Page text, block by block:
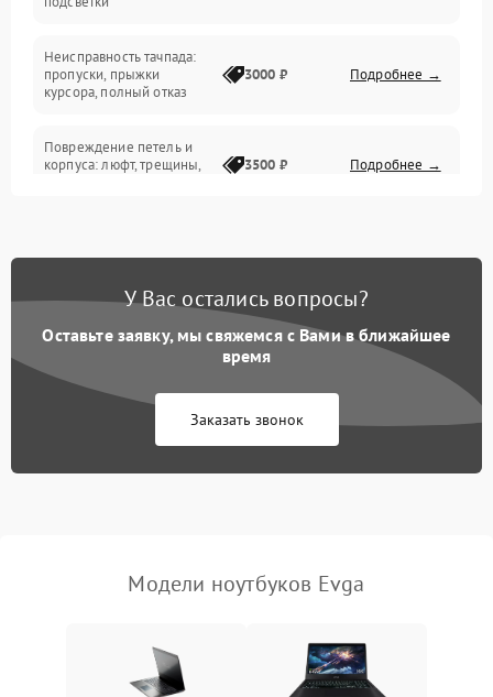
Батарея
Сеть и интернет
Неисправность тачпада:
пропуски, прыжки
курсора, полный отказ
3000 ₽ Подробнее →
Повреждение петель и
корпуса: люфт, трещины,
3500 ₽ Подробнее →
быстрая разрядка,
2500 ₽ Подробнее →
Неисправность зарядного
питания
2000 ₽ Подробнее →
неисправности кулера
пропадание диска
оперативной памяти:
вылеты приложений,
синие экраны
Подробнее →
У Вас остались вопросы?
Оставьте заявку, мы свяжемся с Вами в ближайшее
время
Заказать звонок
Модели ноутбуков Evga